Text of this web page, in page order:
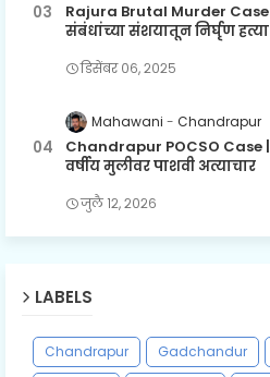
Rajura Brutal Murder Case
संबंधांच्या संशयातून निर्घृण हत्या
डिसेंबर ०६, २०२५
Mahawani Chandrapur
Chandrapur POCSO Case
वर्षीय मुलीवर पाशवी अत्याचार
जुलै १२, २०२६
LABELS
Chandrapur Gadchandur